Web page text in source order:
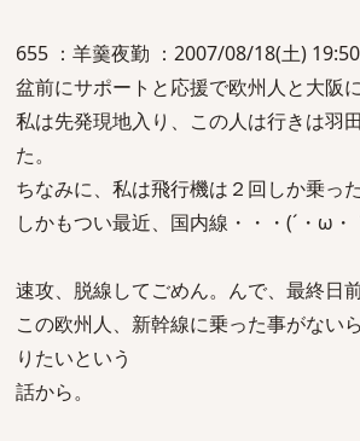
655 ：羊羹夜勤 ：2007/08/18(土)
盆前にサポートと応援で欧州人と大阪
私は先発現地入り、この人は行きは羽
た。
ちなみに、私は飛行機は２回しか乗った
しかもつい最近、国内線・・・(´・ω・
速攻、脱線してごめん。んで、最終日
この欧州人、新幹線に乗った事がない
りたいという
話から。